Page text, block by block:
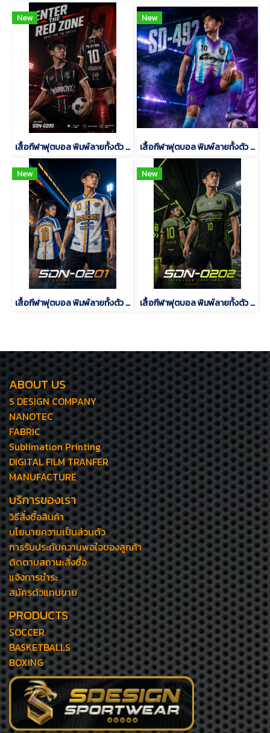
New
เสื้อกีฬาฟุตบอล พิมพ์ลายทั้งตัว เนื้อผ้า "นาโนเทค"SDN-0200
New
เสื้อกีฬาฟุตบอล พิมพ์ลายทั้งตัว เนื้อผ้า "นาโนเทค"SD-492
New
เสื้อกีฬาฟุตบอล พิมพ์ลายทั้งตัว เนื้อผ้า "นาโนเทค"SDN-0201
New
เสื้อกีฬาฟุตบอล พิมพ์ลายทั้งตัว เนื้อผ้า "นาโนเทค"SDN-0202
ABOUT US
S DESIGN COMPANY
NANOTEC
FABRIC
Sublimation Printing
DIGITAL FILM TRANFER
MANUFACTURE
บริการของเรา
วิธีสั่งซื้อสินค้า
นโยบายความเป็นส่วนตัว
การรับประกันความพอใจของลูกค้า
ติดตามสถานะสั่งซื้อ
แจ้งการชำระ
สมัครตัวแทนขาย
PRODUCTS
SOCCER
BASKETBALLS
BOXING